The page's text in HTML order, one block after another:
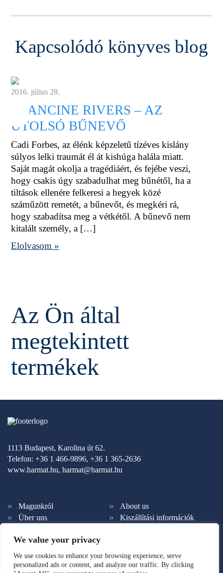
We value your privacy
We use cookies to enhance your browsing experience, serve
personalized ads or content, and analyze our traffic. By clicking
Kapcsolódó könyves blog
2016. július 28.
FRANCINE RIVERS – AZ
UTOLSÓ BŰNEVŐ
Cadi Forbes, az élénk képzeletű tízéves kislány
súlyos lelki traumát él át kishúga halála miatt.
Saját magát okolja a tragédiáért, és fejébe veszi,
hogy csakis úgy szabadulhat meg bűnétől, ha a
tiltások ellenére felkeresi a hegyek közé
száműzött remetét, a bűnevőt, és megkéri rá,
hogy szabadítsa meg a vétkétől. A bűnevő nem
kitalált személy, a […]
Elolvasom »
Az Ön által
megtekintett
termékek
1113 Budapest, Karolina út 62.
Telefon: +36 1 466-9896, +36 1 365-2636
www.harmat.hu, harmat@harmat.hu
Magunkról
About us
Über uns
Kiszállítási információk
Ált. szerződési feltételek
Hírlevél feliratkozás
Süti beállítások